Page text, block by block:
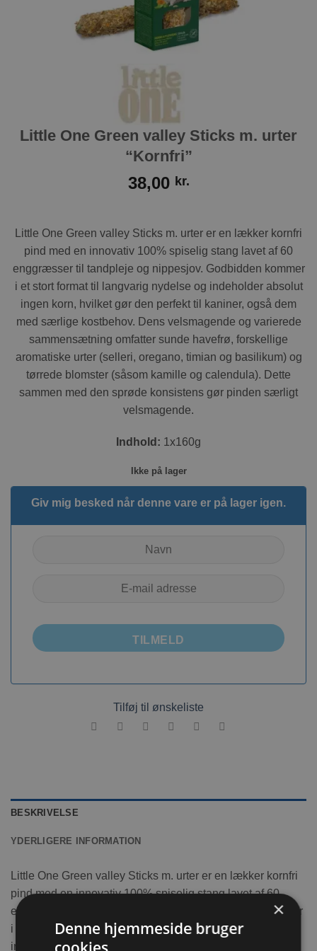
Little One Green valley Sticks m. urter
“Kornfri”
38,00 kr.
Little One Green valley Sticks m. urter er en lækker kornfri
pind med en innovativ 100% spiselig stang lavet af 60
enggræsser til tandpleje og nippesjov. Godbidden kommer
i et stort format til langvarig nydelse og indeholder absolut
ingen korn, hvilket gør den perfekt til kaniner, også dem
med særlige kostbehov. Dens velsmagende og varierede
sammensætning omfatter sunde havefrø, forskellige
aromatiske urter (selleri, oregano, timian og basilikum) og
tørrede blomster (såsom kamille og calendula). Dette
sammen med den sprøde konsistens gør pinden særligt
velsmagende.
Indhold: 1x160g
Ikke på lager
Giv mig besked når denne vare er på lager igen.
TILMELD
Tilføj til ønskeliste
BESKRIVELSE
YDERLIGERE INFORMATION
Little One Green valley Sticks m. urter er en lækker kornfri
pind med en innovativ 100% spiselig stang lavet af 60
enggræsser til tandpleje og nippesjov. Godbidden kommer
i et stort format til langvarig nydelse og indeholder absolut
ingen korn, hvilket gør den perfekt til kaniner, også dem
×
Denne hjemmeside bruger